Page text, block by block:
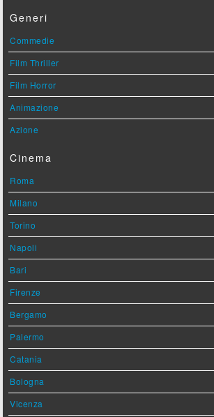
Generi
Commedie
Film Thriller
Film Horror
Animazione
Azione
Cinema
Roma
Milano
Torino
Napoli
Bari
Firenze
Bergamo
Palermo
Catania
Bologna
Vicenza